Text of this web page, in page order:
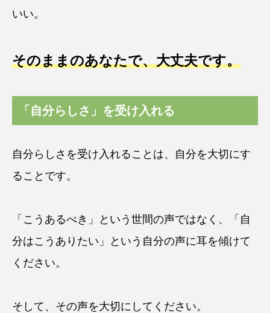
いい。
そのままのあなたで、大丈夫です。
「自分らしさ」を受け入れる
自分らしさを受け入れることは、自分を大切にす
ることです。
「こうあるべき」という世間の声ではなく、「自
分はこうありたい」という自分の声に耳を傾けて
ください。
そして、その声を大切にしてください。